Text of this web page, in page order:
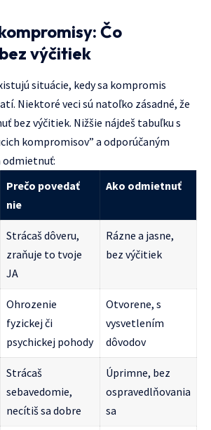
Čo
výčitiek
situácie, kedy sa kompromis
Niektoré veci sú natoľko zásadné, že
bez výčitiek. Nižšie nájdeš tabuľku s
kompromisov” a odporúčaným
odmietnuť:
Prečo povedať
nie
Ako odmietnuť
Strácaš dôveru,
zraňuje to tvoje
JA
Rázne a jasne,
bez výčitiek
Ohrozenie
fyzickej či
psychickej pohody
Otvorene, s
vysvetlením
dôvodov
Strácaš
sebavedomie,
necítiš sa dobre
Úprimne, bez
ospravedlňovania
sa